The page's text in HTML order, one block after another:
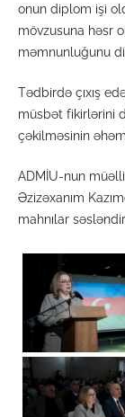
onun diplom işi
mövzusuna həsr
məmnunluğunu
Tədbirdə çıxış
müsbət fikirlərini
çəkilməsinin
ADMİU-nun
Əzizəxanım
mahnılar